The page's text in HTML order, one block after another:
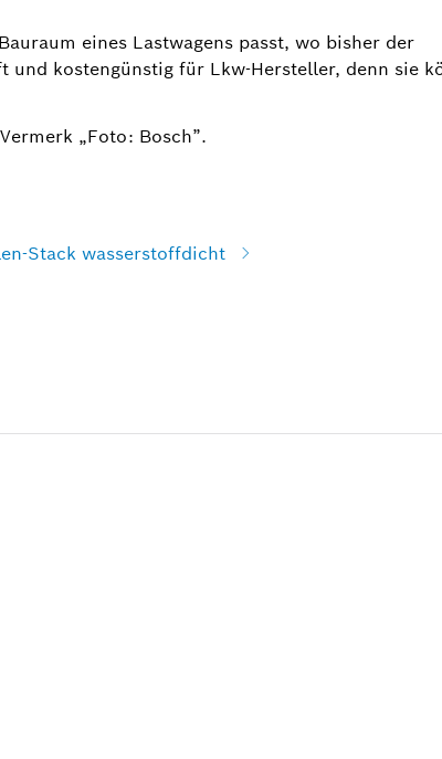
eines Lastwagens passt, wo bisher der
kostengünstig für Lkw-Hersteller, denn sie
„Foto: Bosch”.
Stack wasserstoffdicht